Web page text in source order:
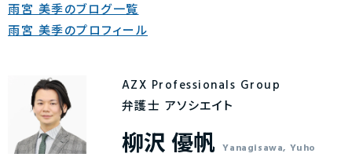
雨宮 美季のブログ一覧
雨宮 美季のプロフィール
AZX Professionals Group
弁護士 アソシエイト
柳沢 優帆 Yanagisawa, Yuho